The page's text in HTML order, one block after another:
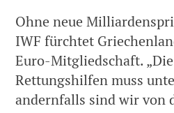
Ohne neue
IWF fürchtet
Euro-Mitgliedschaft.
Rettungshilfen muss
andernfalls sind wir von